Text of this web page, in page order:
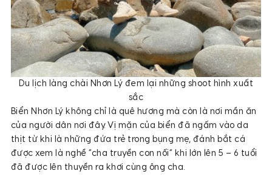
Du lịch làng chài Nhơn Lý đem lại những shoot hình xuất
sắc
Biển Nhơn Lý không chỉ là quê hương mà còn là nơi mần ăn
của người dân nơi đây. Vị mặn của biển đã ngấm vào da
thịt từ khi là những đứa trẻ trong bụng mẹ, đánh bắt cá
được xem là nghề “cha truyền con nối” khi lớn lên 5 – 6 tuổi
đã được lên thuyền ra khơi cùng ông cha.